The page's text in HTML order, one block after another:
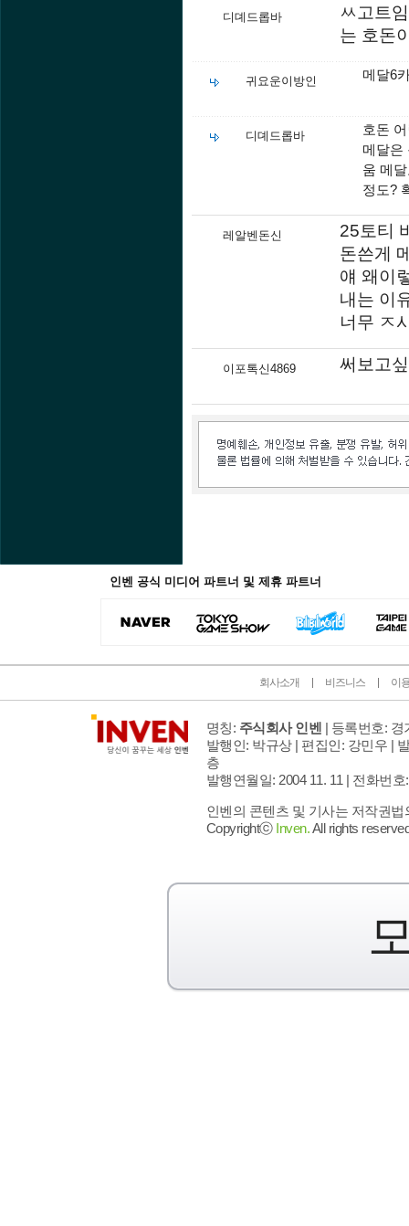
디뎨드롭바
ㅆ고트
는 호돈
귀요운이방인 메달6
디뎨드롭바
호돈
메달은
움 메
정도?
레알벤돈신
25토티
돈쓴게
얘 왜이
내는 이
너무 ㅈ
이포톡신4869 써보고
인벤 공식 미디어 파트너 및 제휴 파트너
회사소개 비즈니스 이
명칭: 주식회사 인벤 | 등록번호: 경
발행인: 박규상 | 편집인: 강민우 |
층
발행연월일: 2004 11. 11 | 전화번호
인벤의 콘텐츠 및 기사는 저작권
Copyrightⓒ Inven.All rights